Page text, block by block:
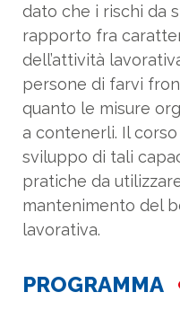
dato che i rischi da
rapporto fra
dell’attività
persone di farvi
quanto le misure
a contenerli. Il
sviluppo di tali
pratiche da
mantenimento del
lavorativa.
PROGRAMMA